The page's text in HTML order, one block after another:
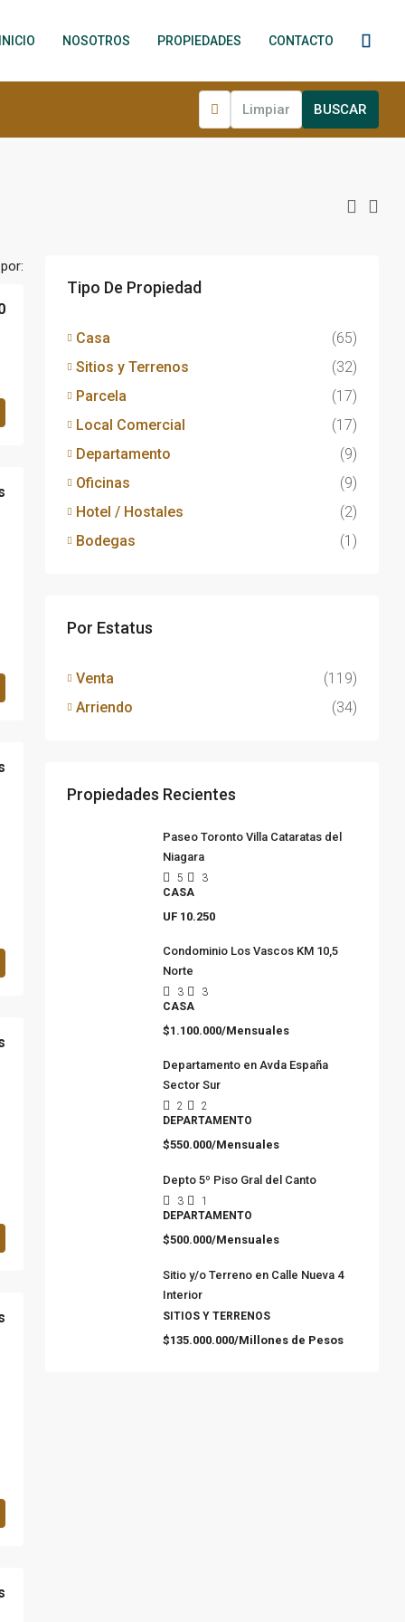
NOSOTROS PROPIEDADES CONTACTO
Limpiar BUSCAR
Tipo De Propiedad
Casa
(65)
Sitios y Terrenos
(32)
Parcela
(17)
Local Comercial
(17)
Departamento
(9)
Oficinas
(9)
Hotel / Hostales
(2)
Bodegas
(1)
Por Estatus
Venta
(119)
Arriendo
(34)
Propiedades Recientes
Paseo Toronto Villa Cataratas del
Niagara
5
3
CASA
UF 10.250
Condominio Los Vascos KM 10,5
Norte
3
3
CASA
$1.100.000/Mensuales
Departamento en Avda España
Sector Sur
2
2
DEPARTAMENTO
$550.000/Mensuales
Depto 5º Piso Gral del Canto
3
1
DEPARTAMENTO
$500.000/Mensuales
Sitio y/o Terreno en Calle Nueva 4
Interior
SITIOS Y TERRENOS
$135.000.000/Millones de Pesos